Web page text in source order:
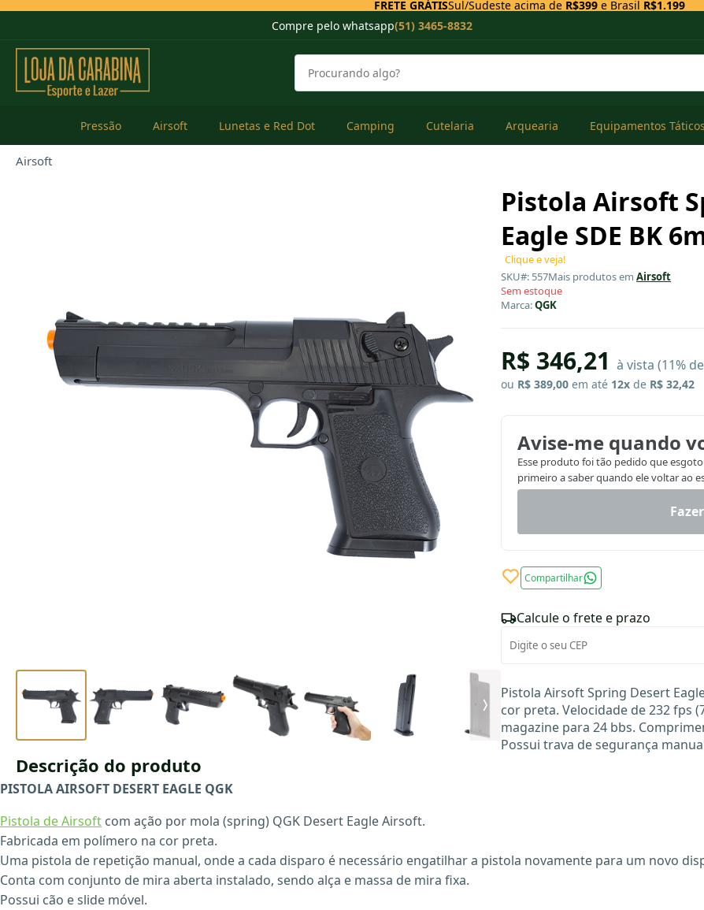
FRETE GRÁTISSul/Sudeste acima de R$399e Brasil R$1.199
Compre pelo whatsapp(51) 3465-8832
Pressão Airsoft Lunetas e Red Dot Camping Cutelaria Arquearia Equipamentos Táticos
Airsoft
Pistola Airsoft
Eagle SDE BK
Clique e veja!
SKU#: 557Mais produtos em Airsoft
Sem estoque
Marca:QGK
R$ 346,21 à vista (11%
ou R$ 389,00 em até 12x de R$ 32,42
Avise-me quando
Esse produto foi tão pedido que
primeiro a saber quando ele voltar ao
Compartilhar
Calcule o frete e prazo
Pistola Airsoft Spring Desert
cor preta. Velocidade de 232 fps
magazine para 24 bbs.
Possui trava de segurança
Descrição do produto
PISTOLA AIRSOFT DESERT EAGLE QGK
Pistola de Airsoft com ação por mola (spring) QGK Desert Eagle Airsoft.
Fabricada em polímero na cor preta.
Uma pistola de repetição manual, onde a cada disparo é necessário engatilhar a pistola novamente para um novo
Conta com conjunto de mira aberta instalado, sendo alça e massa de mira fixa.
Possui cão e slide móvel.